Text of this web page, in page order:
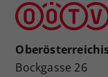
Bockgasse 26